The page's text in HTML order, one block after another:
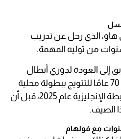
هاو، الذي رحل عن تدريب
من توليه المهمة.
إلى العودة لدوري أبطال
أوروبا، كما أنهى انتظارًا دام 70 عامًا للتتويج ببطولة محلية
كبرى بعدما حصد كأس الرابطة الإنجليزية عام 2025، قبل أن
الصيف.
مع فولهام